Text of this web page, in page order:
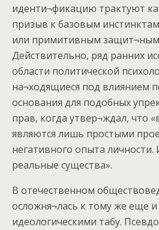
иденти¬фикацию трактуют
призыв к базовым
или примитивным
Действительно, ряд ранних
области политической
на¬ходящиеся под влиянием
основания для подобных
прав, когда утвер¬ждал, что
являются лишь простыми
негативного опыта
реальные существа».
В отечественном
осложня¬лась к тому же еще
идеологическими табу.